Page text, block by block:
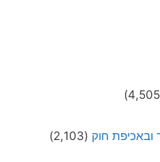
ובאכיפת חוק (2,103)